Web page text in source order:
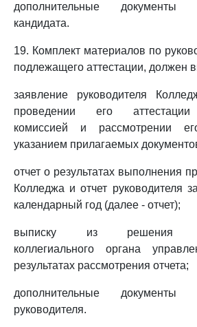
дополнительные
кандидата.
19. Комплект материалов по
подлежащего аттестации, должен
заявление руководителя
проведении его аттестации
комиссией и рассмотрении
указанием прилагаемых
отчет о результатах выполнения
Колледжа и отчет руководителя
календарный год (далее - отчет);
выписку из решения
коллегиального органа
результатах рассмотрения отчета;
дополнительные
руководителя.